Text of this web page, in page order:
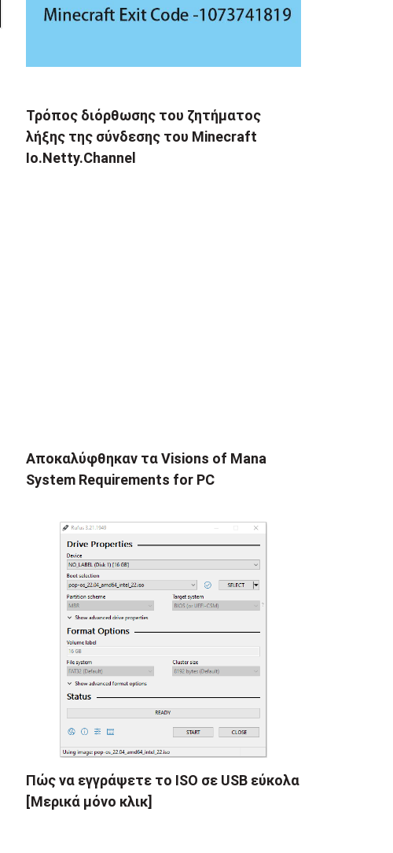
Τρόπος διόρθωσης του ζητήματος
λήξης της σύνδεσης του Minecraft
Io.Netty.Channel
Αποκαλύφθηκαν τα Visions of Mana
System Requirements for PC
Πώς να εγγράψετε το ISO σε USB εύκολα
[Μερικά μόνο κλικ]